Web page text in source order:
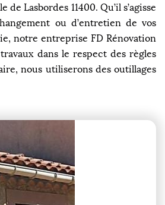
Lasbordes 11400. Qu’il s’agisse
ou d’entretien de vos
notre entreprise FD Rénovation
dans le respect des règles
nous utiliserons des outillages